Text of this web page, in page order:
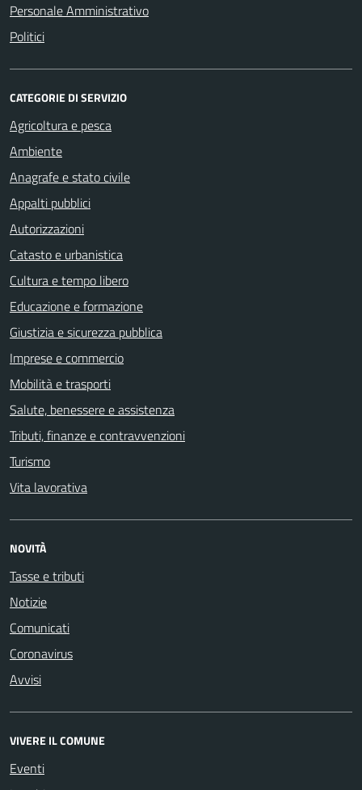
Personale Amministrativo
Politici
CATEGORIE DI SERVIZIO
Agricoltura e pesca
Ambiente
Anagrafe e stato civile
Appalti pubblici
Autorizzazioni
Catasto e urbanistica
Cultura e tempo libero
Educazione e formazione
Giustizia e sicurezza pubblica
Imprese e commercio
Mobilità e trasporti
Salute, benessere e assistenza
Tributi, finanze e contravvenzioni
Turismo
Vita lavorativa
NOVITÀ
Tasse e tributi
Notizie
Comunicati
Coronavirus
Avvisi
VIVERE IL COMUNE
Eventi